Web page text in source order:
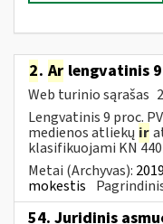
2. Ar lengvatinis
Web turinio sąrašas
Lengvatinis 9 proc.
medienos atliekų ir
klasifikuojami KN
Metai (Archyvas): 2019
mokestis
54. Juridinis